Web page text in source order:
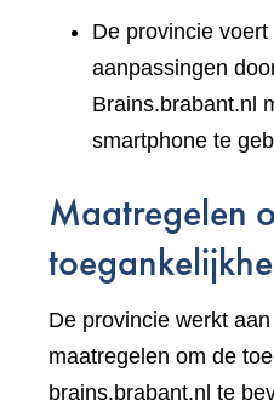
De provincie
aanpassingen
Brains.brabant.nl
smartphone te
Maatregelen
De provincie werkt
maatregelen om de
brains.brabant.nl te